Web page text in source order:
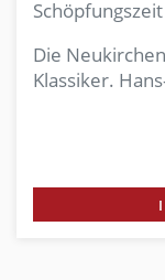
Schöpfungszeit
Die
Klassiker.